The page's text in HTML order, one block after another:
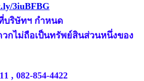
3iuBFBG
บริษัทฯ กำหนด
กไม่ถือเป็นทรัพย์สินส่วนหนึ่งของ
, 082-854-4422